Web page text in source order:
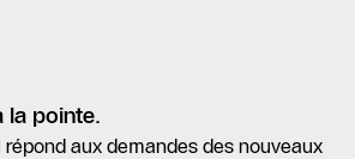
la pointe.
répond aux demandes des nouveaux